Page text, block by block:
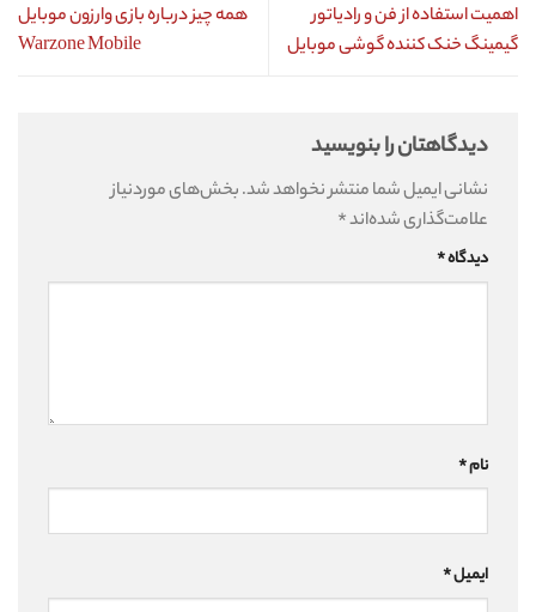
اهمیت استفاده از فن و رادیاتور
گیمینگ خنک کننده گوشی موبایل
همه چیز درباره بازی وارزون موبایل
Warzone Mobile
دیدگاهتان را بنویسید
نشانی ایمیل شما منتشر نخواهد شد.بخش‌های موردنیاز
علامت‌گذاری شده‌اند*
دیدگاه*
نام*
ایمیل*